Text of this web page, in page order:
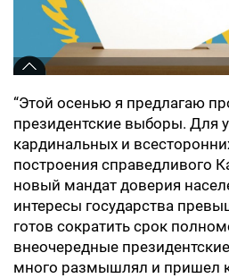
“Этой осенью я предлагаю
президентские выборы. Для
кардинальных и
построения справедливого
новый мандат доверия
интересы государства
готов сократить срок
внеочередные
много размышлял и пришел